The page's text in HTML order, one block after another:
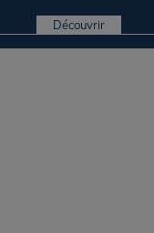
Découvrir